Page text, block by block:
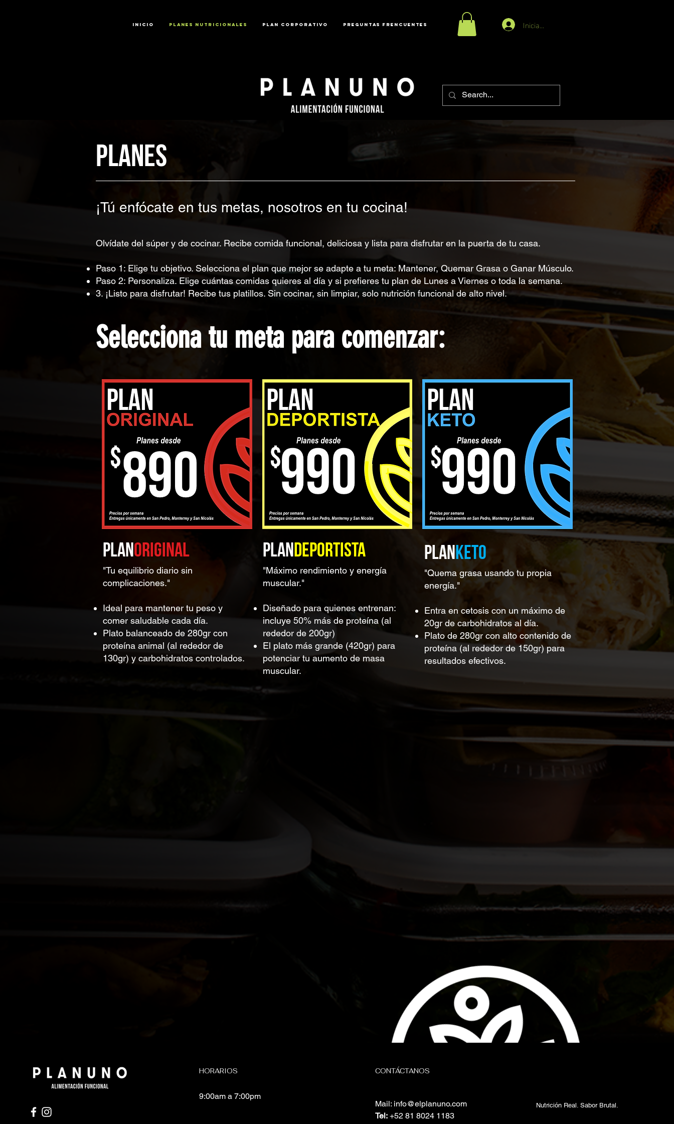
INICIO PLANES NUTRICIONALES PLAN CORPORATIVO PREGUNTAS FRENCUENTES Iniciar Sesión
PLANES
¡Tú enfócate en tus metas, nosotros en tu cocina!
Olvídate del súper y de cocinar. Recibe comida funcional, deliciosa y lista para disfrutar en la puerta de tu casa.
Paso 1: Elige tu objetivo. Selecciona el plan que mejor se adapte a tu meta: Mantener, Quemar Grasa o Ganar Músculo.
Paso 2: Personaliza. Elige cuántas comidas quieres al día y si prefieres tu plan de Lunes a Viernes o toda la semana.
3. ¡Listo para disfrutar! Recibe tus platillos. Sin cocinar, sin limpiar, solo nutrición funcional de alto nivel.
Selecciona tu meta para comenzar:
PLANORIGINAL
"Tu equilibrio diario sin
complicaciones."
Ideal para mantener tu peso y
comer saludable cada día.
Plato balanceado de 280gr con
proteína animal (al rededor de
130gr) y carbohidratos controlados.
PLANDEPORTISTA
"Máximo rendimiento y energía
muscular."
Diseñado para quienes entrenan:
incluye 50% más de proteína (al
rededor de 200gr)
El plato más grande (420gr) para
potenciar tu aumento de masa
muscular.
PLANKETO
"Quema grasa usando tu propia
energía."
Entra en cetosis con un máximo de
20gr de carbohidratos al día.
Plato de 280gr con alto contenido de
proteína (al rededor de 150gr) para
resultados efectivos.
HORARIOS
9:00am a 7:00pm
CONTÁCTANOS
Mail: info@elplanuno.com
Tel:+52 81 8024 1183
Nutrición Real. Sabor Brutal.